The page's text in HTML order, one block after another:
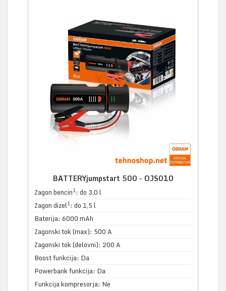
BATTERYjumpstart 500 - OJS010
Zagon bencin1: do 3,0 l
Zagon dizel1: do 1,5 l
Baterija: 6000 mAh
Zagonski tok (max): 500 A
Zagonski tok (delovni): 200 A
Boost funkcija: Da
Powerbank funkcija: Da
Funkcija kompresorja: Ne